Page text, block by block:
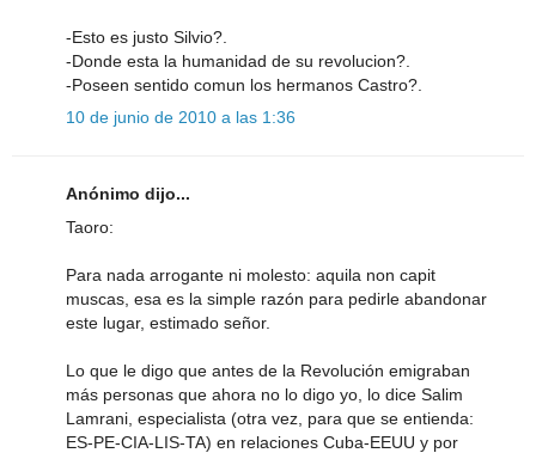
-Esto es justo Silvio?.
-Donde esta la humanidad de su revolucion?.
-Poseen sentido comun los hermanos Castro?.
10 de junio de 2010 a las 1:36
Anónimo dijo...
Taoro:
Para nada arrogante ni molesto: aquila non capit
muscas, esa es la simple razón para pedirle abandonar
este lugar, estimado señor.
Lo que le digo que antes de la Revolución emigraban
más personas que ahora no lo digo yo, lo dice Salim
Lamrani, especialista (otra vez, para que se entienda:
ES-PE-CIA-LIS-TA) en relaciones Cuba-EEUU y por